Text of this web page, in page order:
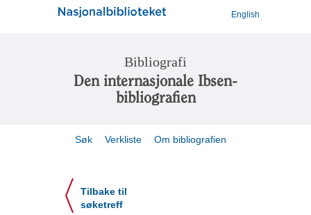
English
Bibliografi
Den internasjonale Ibsen-
bibliografien
Søk Verkliste Om bibliografien
Tilbake til
søketreff